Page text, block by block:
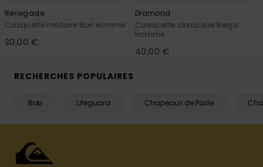
Renegade
Casquette militaire Noir Homme
30,00 €
Diamond
Casquette classique Beige
Homme
40,00 €
RECHERCHES POPULAIRES
Bob Lifeguard Chapeaux de Paille